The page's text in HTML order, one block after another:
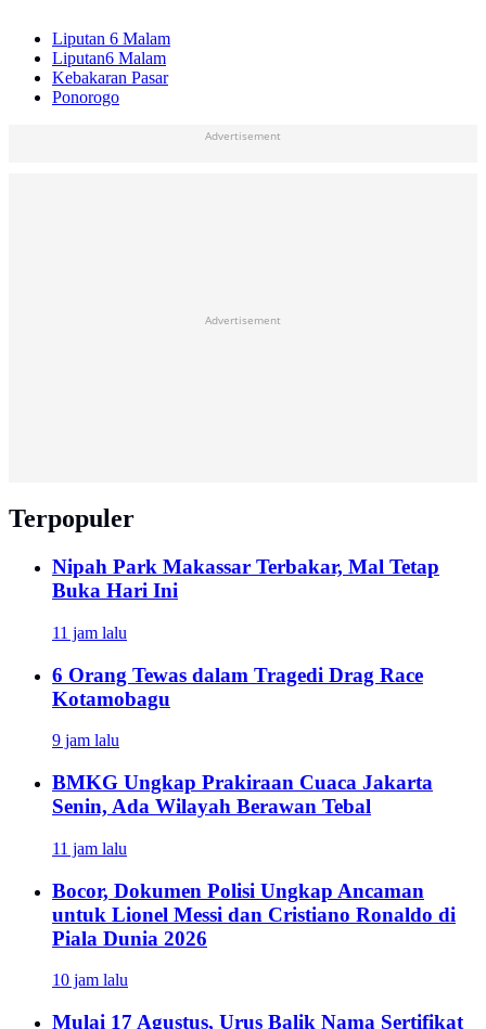
Liputan 6 Malam
Liputan6 Malam
Kebakaran Pasar
Ponorogo
Advertisement
Advertisement
Terpopuler
Nipah Park Makassar Terbakar, Mal Tetap
Buka Hari Ini
11 jam lalu
6 Orang Tewas dalam Tragedi Drag Race
Kotamobagu
9 jam lalu
BMKG Ungkap Prakiraan Cuaca Jakarta
Senin, Ada Wilayah Berawan Tebal
11 jam lalu
Bocor, Dokumen Polisi Ungkap Ancaman
untuk Lionel Messi dan Cristiano Ronaldo di
Piala Dunia 2026
10 jam lalu
Mulai 17 Agustus, Urus Balik Nama Sertifikat